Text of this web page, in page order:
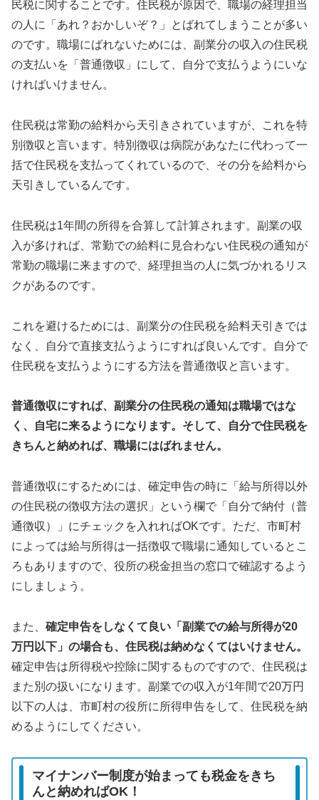
民税に関することです。住民税が原因で、職場の経理担当
の人に「あれ？おかしいぞ？」とばれてしまうことが多い
のです。職場にばれないためには、副業分の収入の住民税
の支払いを「普通徴収」にして、自分で支払うようにいな
ければいけません。
住民税は常勤の給料から天引きされていますが、これを特
別徴収と言います。特別徴収は病院があなたに代わって一
括で住民税を支払ってくれているので、その分を給料から
天引きしているんです。
住民税は1年間の所得を合算して計算されます。副業の収
入が多ければ、常勤での給料に見合わない住民税の通知が
常勤の職場に来ますので、経理担当の人に気づかれるリス
クがあるのです。
これを避けるためには、副業分の住民税を給料天引きでは
なく、自分で直接支払うようにすれば良いんです。自分で
住民税を支払うようにする方法を普通徴収と言います。
普通徴収にすれば、副業分の住民税の通知は職場ではな
く、自宅に来るようになります。そして、自分で住民税を
きちんと納めれば、職場にはばれません。
普通徴収にするためには、確定申告の時に「給与所得以外
の住民税の徴収方法の選択」という欄で「自分で納付（普
通徴収）」にチェックを入れればOKです。ただ、市町村
によっては給与所得は一括徴収で職場に通知しているとこ
ろもありますので、役所の税金担当の窓口で確認するよう
にしましょう。
また、 確定申告をしなくて良い「副業での給与所得が20
万円以下」の場合も、住民税は納めなくてはいけません。
確定申告は所得税や控除に関するものですので、住民税は
また別の扱いになります。副業での収入が1年間で20万円
以下の人は、市町村の役所に所得申告をして、住民税を納
めるようにしてください。
マイナンバー制度が始まっても税金をきち
んと納めればOK！